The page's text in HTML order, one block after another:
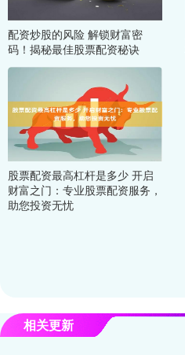
配资炒股的风险 解锁财富密
码！揭秘最佳股票配资秘诀
股票配资最高杠杆是多少 开启
财富之门：专业股票配资服务，
助您投资无忧
相关更新